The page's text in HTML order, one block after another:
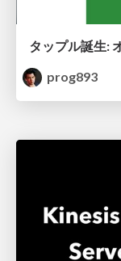
prog893